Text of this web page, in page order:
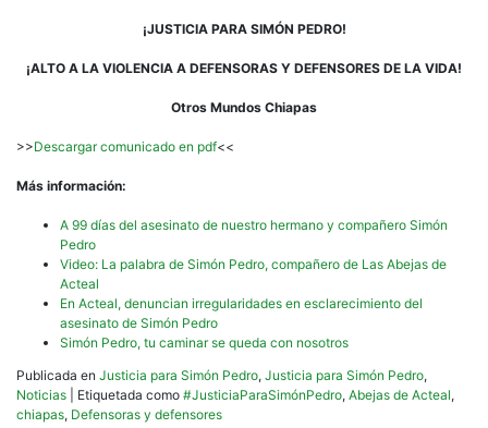
¡JUSTICIA PARA SIMÓN PEDRO!
¡ALTO A LA VIOLENCIA A DEFENSORAS Y DEFENSORES DE LA VIDA!
Otros Mundos Chiapas
>>Descargar comunicado en pdf<<
Más información:
A 99 días del asesinato de nuestro hermano y compañero Simón
Pedro
Video: La palabra de Simón Pedro, compañero de Las Abejas de
Acteal
En Acteal, denuncian irregularidades en esclarecimiento del
asesinato de Simón Pedro
Simón Pedro, tu caminar se queda con nosotros
Publicada en Justicia para Simón Pedro, Justicia para Simón Pedro,
Noticias
Etiquetada como #JusticiaParaSimónPedro, Abejas de Acteal,
chiapas, Defensoras y defensores